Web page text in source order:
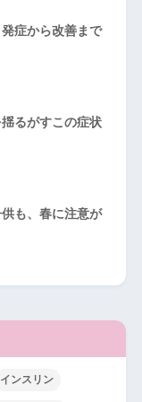
症から改善まで
るがすこの症状
も、春に注意が
インスリン